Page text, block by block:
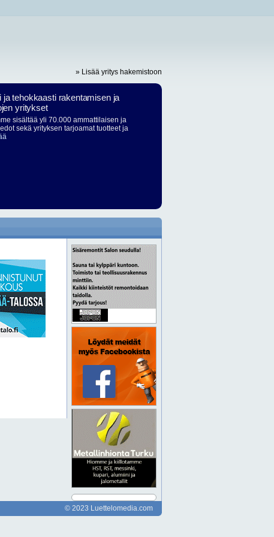
» Lisää yritys hakemistoon
ja tehokkaasti rakentamisen ja
yritykset
sisältää yli 70.000 ammattilaisen ja
sekä yrityksen tarjoamat tuotteet ja
© 2023 Luettelomedia.com